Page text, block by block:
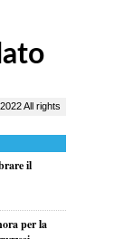
il
per la